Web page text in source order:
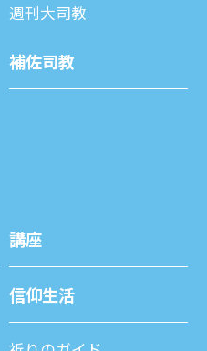
週刊⼤司教
補佐司教
講座
信仰⽣活